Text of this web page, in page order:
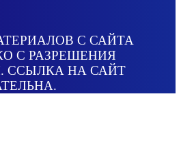
С САЙТА
С РАЗРЕШЕНИЯ
ССЫЛКА НА САЙТ